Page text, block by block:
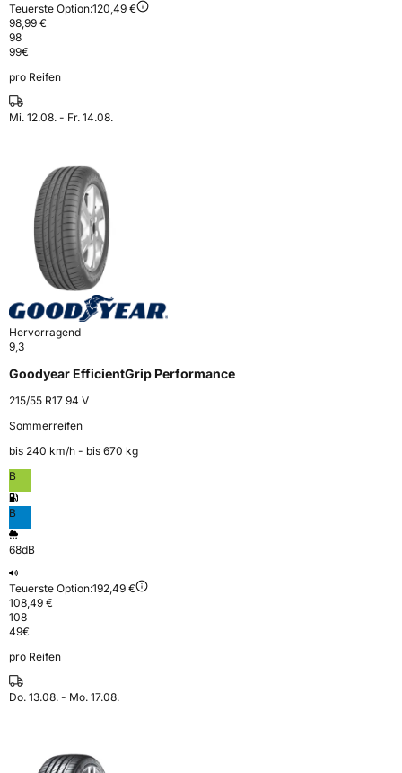
Teuerste Option:120,49 €
98,99 €
98
99€
pro Reifen
Mi. 12.08. - Fr. 14.08.
Hervorragend
9,3
Goodyear EfficientGrip Performance
215/55 R17 94 V
Sommerreifen
bis 240 km⁠/⁠h - bis 670 kg
B
B
68dB
Teuerste Option:192,49 €
108,49 €
108
49€
pro Reifen
Do. 13.08. - Mo. 17.08.